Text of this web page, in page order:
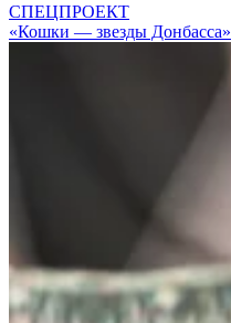
СПЕЦПРОЕКТ
«Кошки — звезды Донбасса»